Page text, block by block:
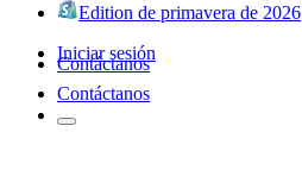
Edition de primavera de 2026
Iniciar sesión
Contáctanos
Contáctanos